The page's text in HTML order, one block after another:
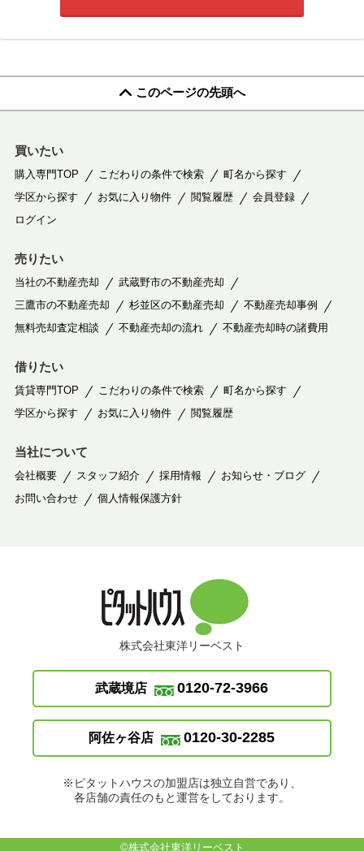
このページの先頭へ
買いたい
購入専門TOP こだわりの条件で検索
町名から探す
学区から探す
お気に入り物件 閲覧履歴
会員登録
ログイン
売りたい
当社の不動産売却
武蔵野市の不動産売却
三鷹市の不動産売却
杉並区の不動産売却
不動産売却事例
無料売却査定相談
不動産売却の流れ 不動産売却時の諸費用
借りたい
賃貸専門TOP こだわりの条件で検索
町名から探す
学区から探す
お気に入り物件 閲覧履歴
当社について
会社概要 スタッフ紹介 採用情報
お知らせ・ブログ
お問い合わせ
個人情報保護方針
株式会社東洋リーベスト
武蔵境店 0120-72-3966
阿佐ヶ谷店 0120-30-2285
※ピタットハウスの加盟店は独立自営であり、
各店舗の責任のもと運営をしております。
©株式会社東洋リーベスト